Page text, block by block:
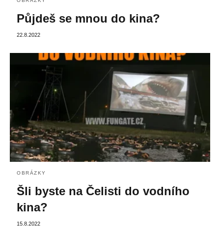
Půjdeš se mnou do kina?
22.8.2022
OBRÁZKY
Šli byste na Čelisti do vodního
kina?
15.8.2022